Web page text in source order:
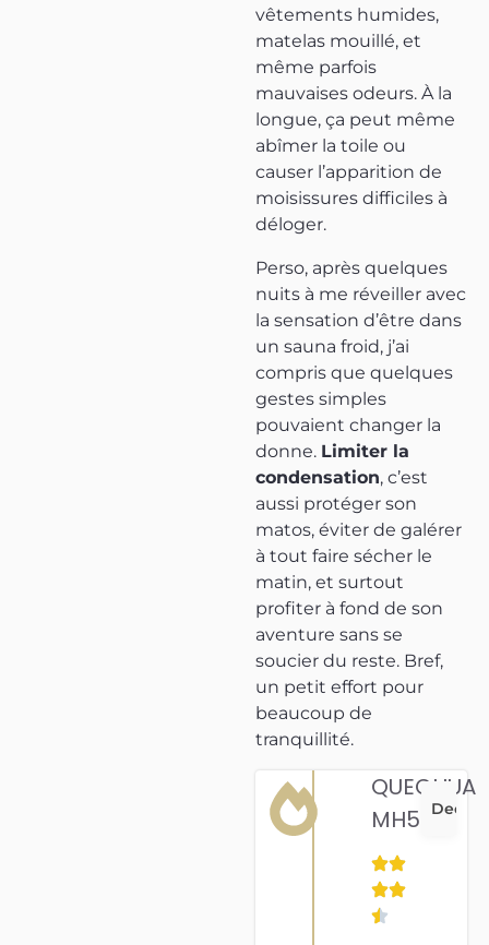
vêtements humides,
matelas mouillé, et
même parfois
mauvaises odeurs. À la
longue, ça peut même
abîmer la toile ou
causer l’apparition de
moisissures difficiles à
déloger.
Perso, après quelques
nuits à me réveiller avec
la sensation d’être dans
un sauna froid, j’ai
compris que quelques
gestes simples
pouvaient changer la
donne. Limiter la
condensation, c’est
aussi protéger son
matos, éviter de galérer
à tout faire sécher le
matin, et surtout
profiter à fond de son
aventure sans se
soucier du reste. Bref,
un petit effort pour
beaucoup de
tranquillité.
QUECHUA
MH500